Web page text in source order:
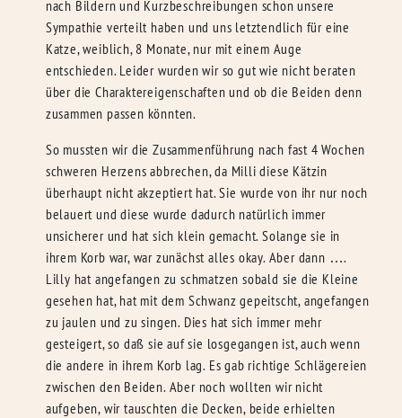
nach Bildern und Kurzbeschreibungen schon unsere
Sympathie verteilt haben und uns letztendlich für eine
Katze, weiblich, 8 Monate, nur mit einem Auge
entschieden. Leider wurden wir so gut wie nicht beraten
über die Charaktereigenschaften und ob die Beiden denn
zusammen passen könnten.
So mussten wir die Zusammenführung nach fast 4 Wochen
schweren Herzens abbrechen, da Milli diese Kätzin
überhaupt nicht akzeptiert hat. Sie wurde von ihr nur noch
belauert und diese wurde dadurch natürlich immer
unsicherer und hat sich klein gemacht. Solange sie in
ihrem Korb war, war zunächst alles okay. Aber dann ….
Lilly hat angefangen zu schmatzen sobald sie die Kleine
gesehen hat, hat mit dem Schwanz gepeitscht, angefangen
zu jaulen und zu singen. Dies hat sich immer mehr
gesteigert, so daß sie auf sie losgegangen ist, auch wenn
die andere in ihrem Korb lag. Es gab richtige Schlägereien
zwischen den Beiden. Aber noch wollten wir nicht
aufgeben, wir tauschten die Decken, beide erhielten